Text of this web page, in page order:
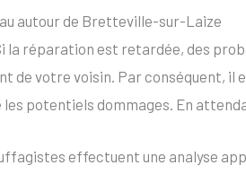
autour de Bretteville-sur-Laize
Si la réparation est retardée, des
de votre voisin. Par conséquent,
potentiels dommages. En
effectuent une analyse